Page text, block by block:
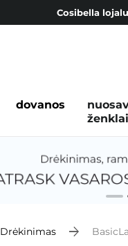
Cosibella
Dovanų
Nemokamas
dovanos
ženklai
Drėkinimas